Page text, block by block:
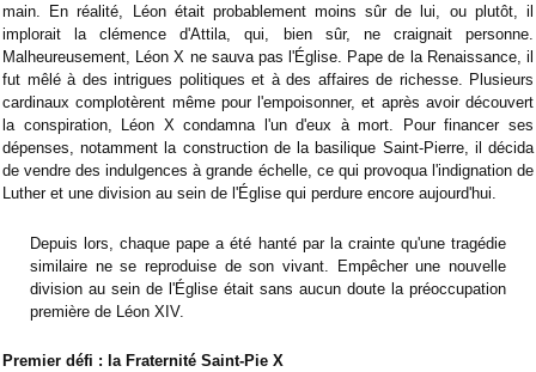
main. En réalité, Léon était probablement moins sûr de lui, ou plutôt, il
implorait la clémence d'Attila, qui, bien sûr, ne craignait personne.
Malheureusement, Léon X ne sauva pas l'Église. Pape de la Renaissance, il
fut mêlé à des intrigues politiques et à des affaires de richesse. Plusieurs
cardinaux complotèrent même pour l'empoisonner, et après avoir découvert
la conspiration, Léon X condamna l'un d'eux à mort. Pour financer ses
dépenses, notamment la construction de la basilique Saint-Pierre, il décida
de vendre des indulgences à grande échelle, ce qui provoqua l'indignation de
Luther et une division au sein de l'Église qui perdure encore aujourd'hui.
Depuis lors, chaque pape a été hanté par la crainte qu'une tragédie
similaire ne se reproduise de son vivant. Empêcher une nouvelle
division au sein de l'Église était sans aucun doute la préoccupation
première de Léon XIV.
Premier défi : la Fraternité Saint-Pie X